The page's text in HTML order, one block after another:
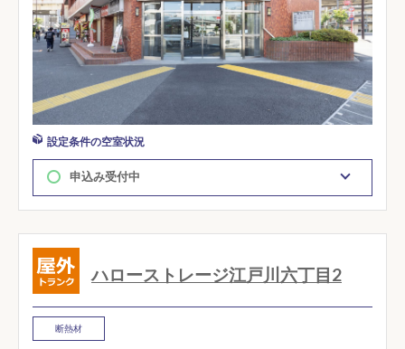
設定条件の空室状況
申込み受付中
ハローストレージ江戸川六丁目2
断熱材